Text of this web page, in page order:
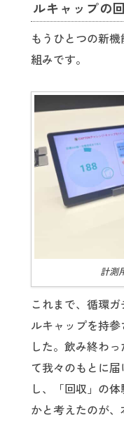
ルキャップの
もうひとつの新
組みです。
計測
これまで、循環
ルキャップを持
した。飲み終わ
て我々のもとに
し、「回収」の
かと考えたのが、